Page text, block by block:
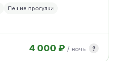
Пешие прогулки
4 000 ₽ / ночь ?